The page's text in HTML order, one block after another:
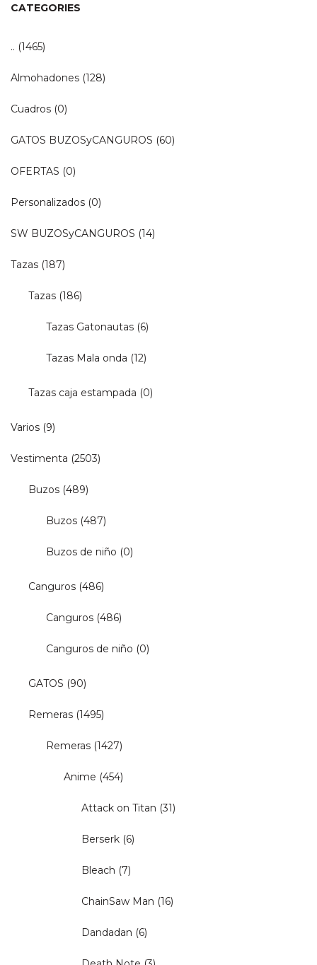
CATEGORIES
.. (1465)
Almohadones (128)
Cuadros (0)
GATOS BUZOSyCANGUROS (60)
OFERTAS (0)
Personalizados (0)
SW BUZOSyCANGUROS (14)
Tazas (187)
Tazas (186)
Tazas Gatonautas (6)
Tazas Mala onda (12)
Tazas caja estampada (0)
Varios (9)
Vestimenta (2503)
Buzos (489)
Buzos (487)
Buzos de niño (0)
Canguros (486)
Canguros (486)
Canguros de niño (0)
GATOS (90)
Remeras (1495)
Remeras (1427)
Anime (454)
Attack on Titan (31)
Berserk (6)
Bleach (7)
ChainSaw Man (16)
Dandadan (6)